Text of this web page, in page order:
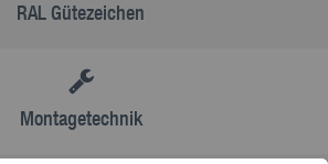
RAL Gütezeichen
Montagetechnik